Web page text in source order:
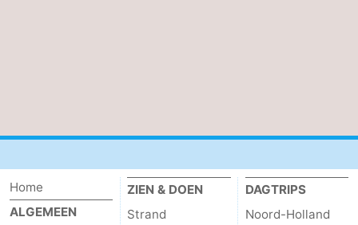
Home
ALGEMEEN
ZIEN & DOEN
Strand
DAGTRIPS
Noord-Holland